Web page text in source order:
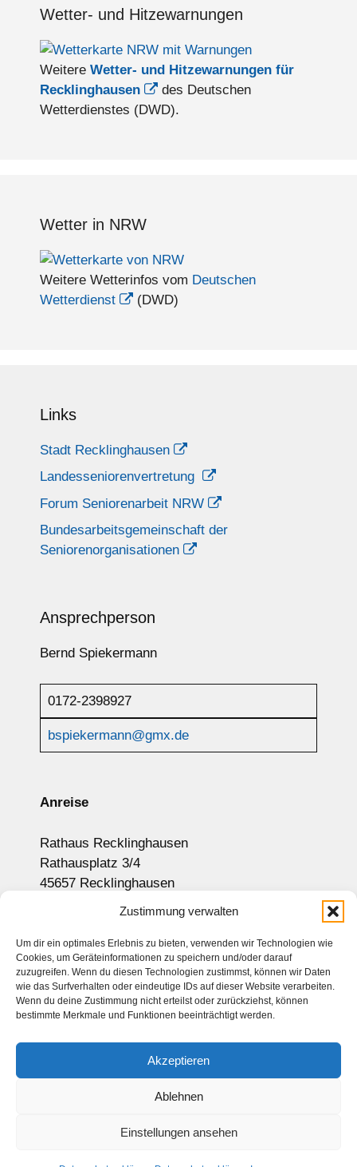
Zustimmung verwalten
Um dir ein optimales Erlebnis zu bieten, verwenden wir Technologien wie
Cookies, um Geräteinformationen zu speichern und/oder darauf
zuzugreifen. Wenn du diesen Technologien zustimmst, können wir Daten
wie das Surfverhalten oder eindeutige IDs auf dieser Website verarbeiten.
Wenn du deine Zustimmung nicht erteilst oder zurückziehst, können
bestimmte Merkmale und Funktionen beeinträchtigt werden.
Akzeptieren
Ablehnen
Einstellungen ansehen
Wetter- und Hitzewarnungen
Weitere Wetter- und Hitzewarnungen für
Recklinghausen
des Deutschen
Wetterdienstes (DWD).
Wetter in NRW
Weitere Wetterinfos vom Deutschen
Wetterdienst
(DWD)
Links
Stadt Recklinghausen
Landesseniorenvertretung
Forum Seniorenarbeit NRW
Bundesarbeitsgemeinschaft der
Seniorenorganisationen
Ansprechperson
Bernd Spiekermann
0172-2398927
bspiekermann@gmx.de
Anreise
Rathaus Recklinghausen
Rathausplatz 3/4
45657 Recklinghausen
Anzeige auf Google-Maps
Newsletter
Sitemap
Haftungsausschluss